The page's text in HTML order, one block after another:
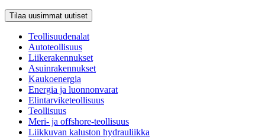
Tilaa uusimmat uutiset
Teollisuudenalat
Autoteollisuus
Liikerakennukset
Asuinrakennukset
Kaukoenergia
Energia ja luonnonvarat
Elintarviketeollisuus
Teollisuus
Meri- ja offshore-teollisuus
Liikkuvan kaluston hydrauliikka